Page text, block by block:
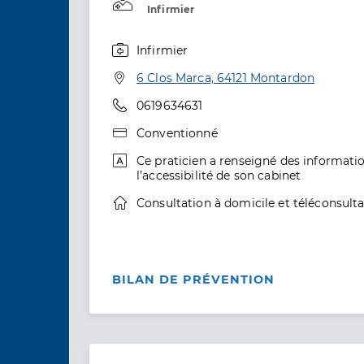
Infirmier
Infirmier
Adresse
6 Clos Marca, 64121 Montardon
Téléphone
0619634631
Type de convention
Conventionné
informations relatives à l’accessibilité
Ce praticien a renseigné des
l’accessibilité de son cabinet
informations relatives à la
Consultation à domicile et
BILAN DE PRÉVENTION